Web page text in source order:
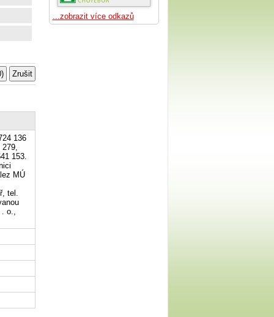
136
153.
MÚ
tel.
. o.,
...zobrazit více odkazů